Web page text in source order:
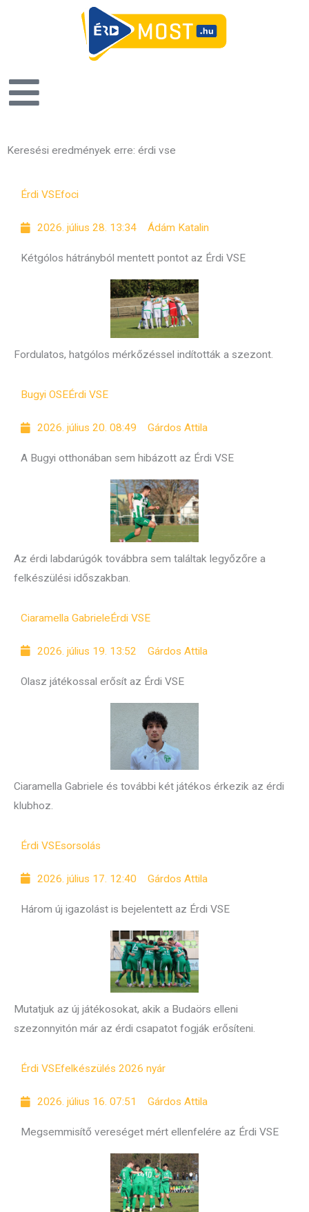
Keresési eredmények erre: érdi vse
Érdi VSEfoci
2026. július 28. 13:34 Ádám Katalin
Kétgólos hátrányból mentett pontot az Érdi VSE
Fordulatos, hatgólos mérkőzéssel indították a szezont.
Bugyi OSEÉrdi VSE
2026. július 20. 08:49 Gárdos Attila
A Bugyi otthonában sem hibázott az Érdi VSE
Az érdi labdarúgók továbbra sem találtak legyőzőre a
felkészülési időszakban.
Ciaramella GabrieleÉrdi VSE
2026. július 19. 13:52 Gárdos Attila
Olasz játékossal erősít az Érdi VSE
Ciaramella Gabriele és további két játékos érkezik az érdi
klubhoz.
Érdi VSEsorsolás
2026. július 17. 12:40 Gárdos Attila
Három új igazolást is bejelentett az Érdi VSE
Mutatjuk az új játékosokat, akik a Budaörs elleni
szezonnyitón már az érdi csapatot fogják erősíteni.
Érdi VSEfelkészülés 2026 nyár
2026. július 16. 07:51 Gárdos Attila
Megsemmisítő vereséget mért ellenfelére az Érdi VSE